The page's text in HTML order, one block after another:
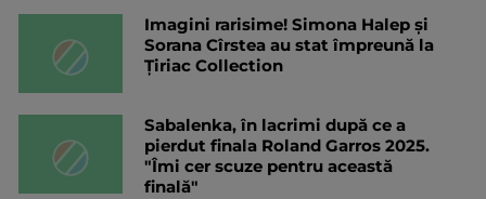
Imagini rarisime! Simona Halep și
Sorana Cîrstea au stat împreună la
Țiriac Collection
Sabalenka, în lacrimi după ce a
pierdut finala Roland Garros 2025.
"Îmi cer scuze pentru această
finală"